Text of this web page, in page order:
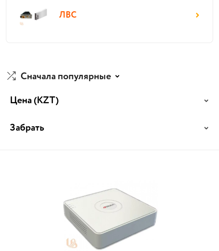
ЛВС
Сначала популярные
Цена(KZT)
Забрать